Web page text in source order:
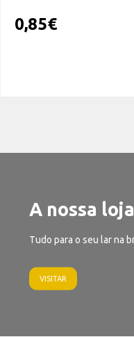
0,85€
A nossa
Tudo para o seu lar na
VISITAR